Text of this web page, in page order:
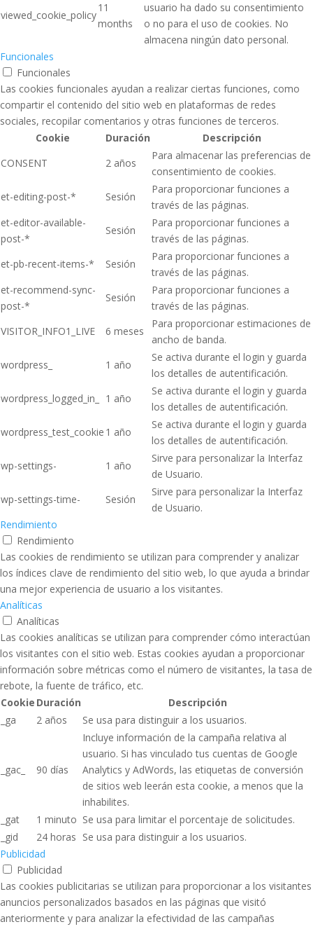
viewed_cookie_policy
11
months
usuario ha dado su consentimiento
o no para el uso de cookies. No
almacena ningún dato personal.
Funcionales
Funcionales
Las cookies funcionales ayudan a realizar ciertas funciones, como
compartir el contenido del sitio web en plataformas de redes
sociales, recopilar comentarios y otras funciones de terceros.
Cookie
Duración
Descripción
CONSENT
2 años
Para almacenar las preferencias de
consentimiento de cookies.
et-editing-post-*
Sesión
Para proporcionar funciones a
través de las páginas.
et-editor-available-
post-*
Sesión
Para proporcionar funciones a
través de las páginas.
et-pb-recent-items-*
Sesión
Para proporcionar funciones a
través de las páginas.
et-recommend-sync-
post-*
Sesión
Para proporcionar funciones a
través de las páginas.
VISITOR_INFO1_LIVE
6 meses
Para proporcionar estimaciones de
ancho de banda.
wordpress_
1 año
Se activa durante el login y guarda
los detalles de autentificación.
wordpress_logged_in_
1 año
Se activa durante el login y guarda
los detalles de autentificación.
wordpress_test_cookie 1 año
Se activa durante el login y guarda
los detalles de autentificación.
wp-settings-
1 año
Sirve para personalizar la Interfaz
de Usuario.
wp-settings-time-
Sesión
Sirve para personalizar la Interfaz
de Usuario.
Rendimiento
Rendimiento
Las cookies de rendimiento se utilizan para comprender y analizar
los índices clave de rendimiento del sitio web, lo que ayuda a brindar
una mejor experiencia de usuario a los visitantes.
Analíticas
Analíticas
Las cookies analíticas se utilizan para comprender cómo interactúan
los visitantes con el sitio web. Estas cookies ayudan a proporcionar
información sobre métricas como el número de visitantes, la tasa de
rebote, la fuente de tráfico, etc.
Cookie Duración
Descripción
_ga
2 años Se usa para distinguir a los usuarios.
_gac_ 90 días
Incluye información de la campaña relativa al
usuario. Si has vinculado tus cuentas de Google
Analytics y AdWords, las etiquetas de conversión
de sitios web leerán esta cookie, a menos que la
inhabilites.
_gat
1 minuto Se usa para limitar el porcentaje de solicitudes.
_gid
24 horas Se usa para distinguir a los usuarios.
Publicidad
Publicidad
Las cookies publicitarias se utilizan para proporcionar a los visitantes
anuncios personalizados basados ​​en las páginas que visitó
anteriormente y para analizar la efectividad de las campañas